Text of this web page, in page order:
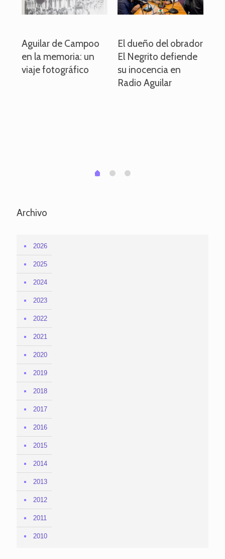
Aguilar de Campoo
en la memoria: un
viaje fotográfico
El dueño del obrador
El Negrito defiende
su inocencia en
Radio Aguilar
0 1 2
Archivo
2026
2025
2024
2023
2022
2021
2020
2019
2018
2017
2016
2015
2014
2013
2012
2011
2010